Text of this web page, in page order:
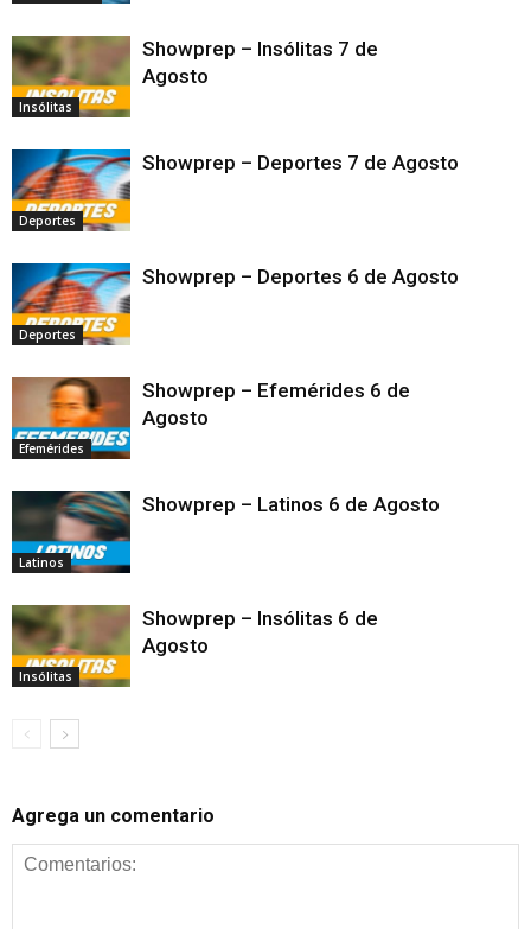
Insólitas
Showprep – Insólitas 7 de
Agosto
Deportes
Showprep – Deportes 7 de Agosto
Deportes
Showprep – Deportes 6 de Agosto
Efemérides
Showprep – Efemérides 6 de
Agosto
Latinos
Showprep – Latinos 6 de Agosto
Insólitas
Showprep – Insólitas 6 de
Agosto
Agrega un comentario